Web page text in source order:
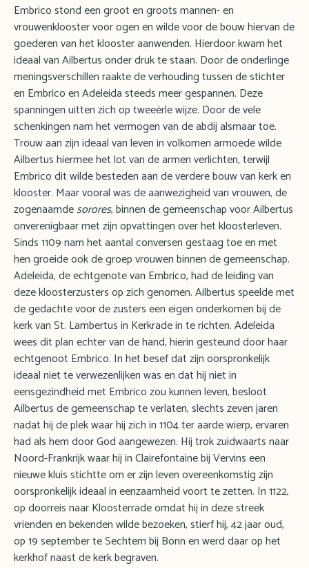
Embrico stond een groot en groots mannen- en
vrouwenklooster voor ogen en wilde voor de bouw hiervan de
goederen van het klooster aanwenden. Hierdoor kwam het
ideaal van Ailbertus onder druk te staan. Door de onderlinge
meningsverschillen raakte de verhouding tussen de stichter
en Embrico en Adeleida steeds meer gespannen. Deze
spanningen uitten zich op tweeërle wijze. Door de vele
schenkingen nam het vermogen van de abdij alsmaar toe.
Trouw aan zijn ideaal van leven in volkomen armoede wilde
Ailbertus hiermee het lot van de armen verlichten, terwijl
Embrico dit wilde besteden aan de verdere bouw van kerk en
klooster. Maar vooral was de aanwezigheid van vrouwen, de
zogenaamdesorores, binnen de gemeenschap voor Ailbertus
onverenigbaar met zijn opvattingen over het kloosterleven.
Sinds 1109 nam het aantal conversen gestaag toe en met
hen groeide ook de groep vrouwen binnen de gemeenschap.
Adeleida, de echtgenote van Embrico, had de leiding van
deze kloosterzusters op zich genomen. Ailbertus speelde met
de gedachte voor de zusters een eigen onderkomen bij de
kerk van St. Lambertus in Kerkrade in te richten. Adeleida
wees dit plan echter van de hand, hierin gesteund door haar
echtgenoot Embrico. In het besef dat zijn oorspronkelijk
ideaal niet te verwezenlijken was en dat hij niet in
eensgezindheid met Embrico zou kunnen leven, besloot
Ailbertus de gemeenschap te verlaten, slechts zeven jaren
nadat hij de plek waar hij zich in 1104 ter aarde wierp, ervaren
had als hem door God aangewezen. Hij trok zuidwaarts naar
Noord-Frankrijk waar hij in Clairefontaine bij Vervins een
nieuwe kluis stichtte om er zijn leven overeenkomstig zijn
oorspronkelijk ideaal in eenzaamheid voort te zetten. In 1122,
op doorreis naar Kloosterrade omdat hij in deze streek
vrienden en bekenden wilde bezoeken, stierf hij, 42 jaar oud,
op 19 september te Sechtem bij Bonn en werd daar op het
kerkhof naast de kerk begraven.